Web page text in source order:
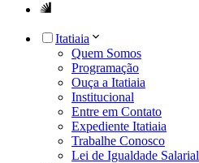
Itatiaia
Quem Somos
Programação
Ouça a Itatiaia
Institucional
Entre em Contato
Expediente Itatiaia
Trabalhe Conosco
Lei de Igualdade Salarial